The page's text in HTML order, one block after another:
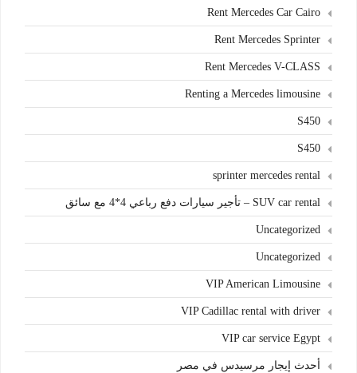
Rent Mercedes Car Cairo
Rent Mercedes Sprinter
Rent Mercedes V-CLASS
Renting a Mercedes limousine
S450
S450
sprinter mercedes rental
SUV car rental – تأجير سيارات دفع رباعي 4*4 مع سائق
Uncategorized
Uncategorized
VIP American Limousine
VIP Cadillac rental with driver
VIP car service Egypt
أحدث إيجار مرسيدس في مصر